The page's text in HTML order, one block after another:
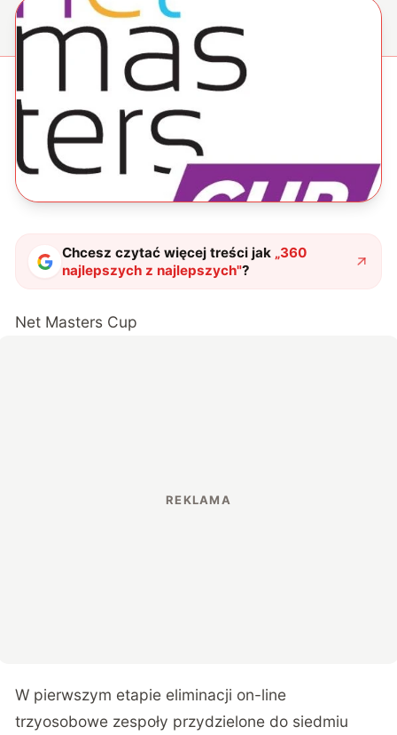
Chcesz czytać więcej treści jak „360
najlepszych z najlepszych"?
Net Masters Cup
W pierwszym etapie eliminacji on-line
trzyosobowe zespoły przydzielone do siedmiu